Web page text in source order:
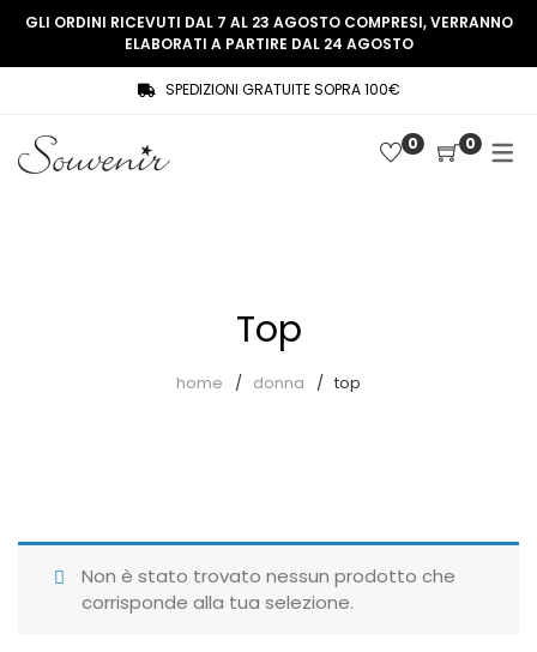
SHOP
Souvenir Privée
Giubbotti
COLLEZIONE
THREE WOMEN, ONE MEMORY
GLI ORDINI RICEVUTI DAL 7 AL 23 AGOSTO COMPRESI, VERRANNO
ELABORATI A PARTIRE DAL 24 AGOSTO
SPEDIZIONI GRATUITE SOPRA 100€
0 0
Top
home donna top
Non è stato trovato nessun prodotto che
corrisponde alla tua selezione.